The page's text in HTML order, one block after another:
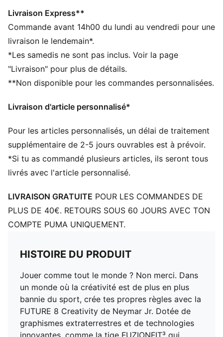
La tige des chaussures est composée d’au moins 20 %
de matériaux recyclés
FIT : tige FUZIONFIT³ pour un fit adaptatif qui
SKILL : couche texturée en mesh haute densité avec
revêtement GripControl Pro, pour une meilleure
adhérence et un meilleur contrôle du ballon
mouvements agiles à 360 degrés
Tige avec une couche hautement élastique, avec un
effet « seconde peau » pour s'adapter parfaitement à
la forme du pied
Fuzionpods sur la tige pour protéger le pied sans
restreindre la liberté de mouvement
FG : peut être utilisé sur des sols fermes
Livraison Express**
Commande avant 14h00 du lundi au vendredi pour une
livraison le lendemain*.
*Les samedis ne sont pas inclus. Voir la page
"Livraison" pour plus de détails.
**Non disponible pour les commandes personnalisées.
Livraison d'article personnalisé*
Pour les articles personnalisés, un délai de traitement
supplémentaire de 2-5 jours ouvrables est à prévoir.
*Si tu as commandé plusieurs articles, ils seront tous
livrés avec l'article personnalisé.
LIVRAISON GRATUITE POUR LES COMMANDES DE
PLUS DE 40€. RETOURS SOUS 60 JOURS AVEC TON
COMPTE PUMA UNIQUEMENT.
HISTOIRE DU PRODUIT
Jouer comme tout le monde ? Non merci. Dans
un monde où la créativité est de plus en plus
bannie du sport, crée tes propres règles avec la
FUTURE 8 Creativity de Neymar Jr. Dotée de
graphismes extraterrestres et de technologies
innovantes, comme la tige FUZIONFIT³ qui